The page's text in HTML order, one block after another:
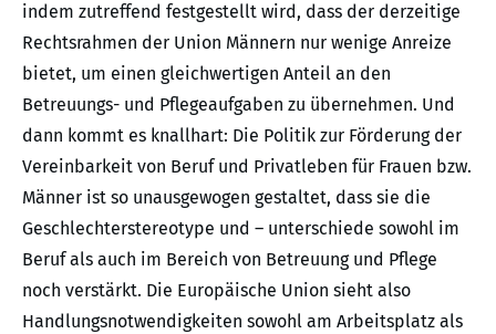
indem zutreffend festgestellt wird, dass der derzeitige
Rechtsrahmen der Union Männern nur wenige Anreize
bietet, um einen gleichwertigen Anteil an den
Betreuungs- und Pflegeaufgaben zu übernehmen. Und
dann kommt es knallhart: Die Politik zur Förderung der
Vereinbarkeit von Beruf und Privatleben für Frauen bzw.
Männer ist so unausgewogen gestaltet, dass sie die
Geschlechterstereotype und – unterschiede sowohl im
Beruf als auch im Bereich von Betreuung und Pflege
noch verstärkt. Die Europäische Union sieht also
Handlungsnotwendigkeiten sowohl am Arbeitsplatz als